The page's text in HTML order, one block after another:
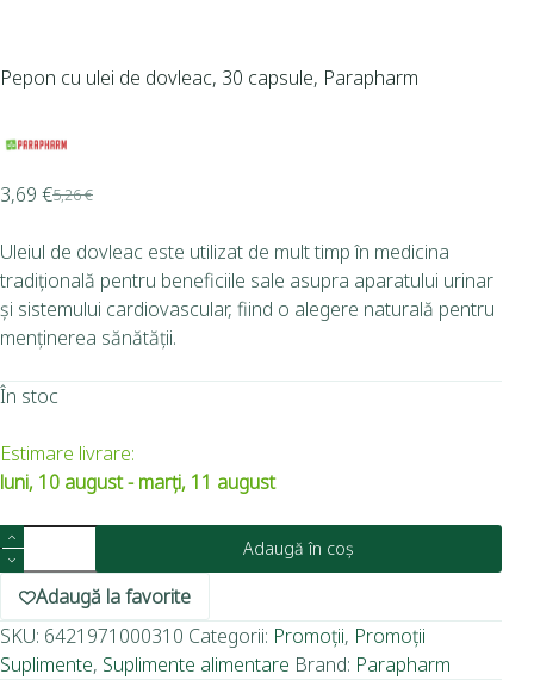
Pepon cu ulei de dovleac, 30 capsule, Parapharm
5,26€
3,69 €
Uleiul de dovleac este utilizat de mult timp în medicina
tradițională pentru beneficiile sale asupra aparatului urinar
și sistemului cardiovascular, fiind o alegere naturală pentru
menținerea sănătății.
În stoc
Estimare livrare:
luni, 10 august - marți, 11 august
Adaugă în coș
Adaugă la favorite
SKU: 6421971000310 Categorii: Promoții, Promoții
Suplimente, Suplimente alimentare Brand: Parapharm